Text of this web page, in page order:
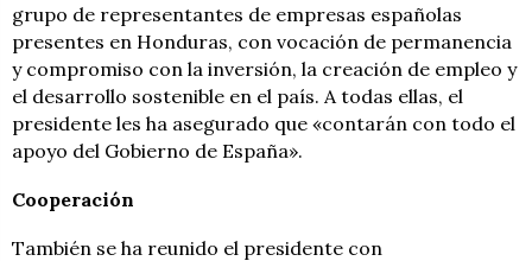
grupo de representantes de empresas españolas
presentes en Honduras, con vocación de permanencia
y compromiso con la inversión, la creación de empleo y
el desarrollo sostenible en el país. A todas ellas, el
presidente les ha asegurado que «contarán con todo el
apoyo del Gobierno de España».
Cooperación
También se ha reunido el presidente con